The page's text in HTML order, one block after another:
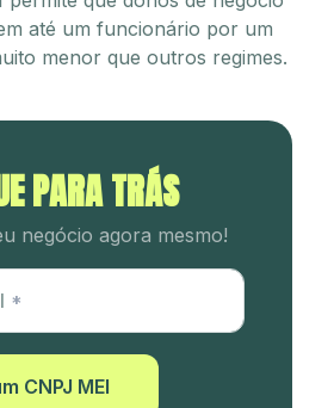
até um funcionário por um
menor que outros regimes.
PARA TRÁS
negócio agora mesmo!
CNPJ MEI